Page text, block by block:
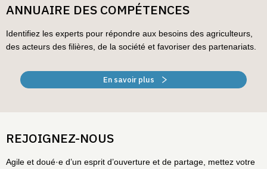
ANNUAIRE DES COMPÉTENCES
Identifiez les experts pour répondre aux besoins des agriculteurs,
des acteurs des filières, de la société et favoriser des partenariats.
En savoir plus
REJOIGNEZ-NOUS
Agile et doué·e d’un esprit d’ouverture et de partage, mettez votre